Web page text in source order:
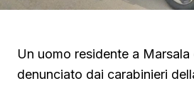
Un uomo residente a Marsala
denunciato dai carabinieri